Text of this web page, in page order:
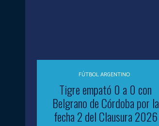
FÚTBOL ARGENTINO
Tigre empató 0 a 0 con
Belgrano de Córdoba por la
fecha 2 del Clausura 2026